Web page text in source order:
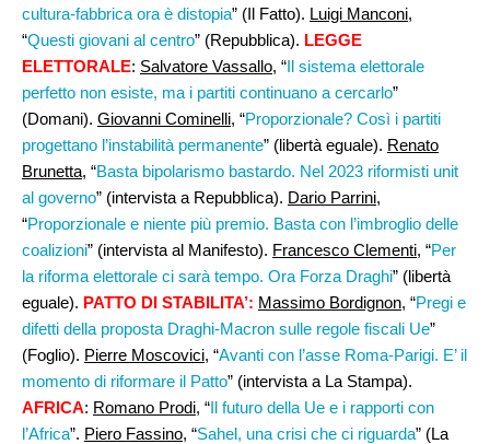
cultura-fabbrica ora è distopia” (Il Fatto). Luigi Manconi,
“Questi giovani al centro” (Repubblica). LEGGE
ELETTORALE: Salvatore Vassallo, “Il sistema elettorale
perfetto non esiste, ma i partiti continuano a cercarlo”
(Domani). Giovanni Cominelli, “Proporzionale? Così i partiti
progettano l’instabilità permanente” (libertà eguale). Renato
Brunetta, “Basta bipolarismo bastardo. Nel 2023 riformisti unit
al governo” (intervista a Repubblica). Dario Parrini,
“Proporzionale e niente più premio. Basta con l’imbroglio delle
coalizioni” (intervista al Manifesto). Francesco Clementi, “Per
la riforma elettorale ci sarà tempo. Ora Forza Draghi” (libertà
eguale). PATTO DI STABILITA’: Massimo Bordignon, “Pregi e
difetti della proposta Draghi-Macron sulle regole fiscali Ue”
(Foglio). Pierre Moscovici, “Avanti con l’asse Roma-Parigi. E’ il
momento di riformare il Patto” (intervista a La Stampa).
AFRICA: Romano Prodi, “Il futuro della Ue e i rapporti con
l’Africa”. Piero Fassino, “Sahel, una crisi che ci riguarda” (La